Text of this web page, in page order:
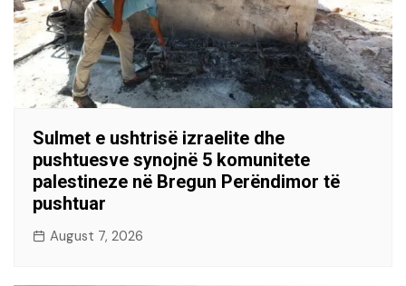
Sulmet e ushtrisë izraelite dhe
pushtuesve synojnë 5 komunitete
palestineze në Bregun Perëndimor të
pushtuar
August 7, 2026